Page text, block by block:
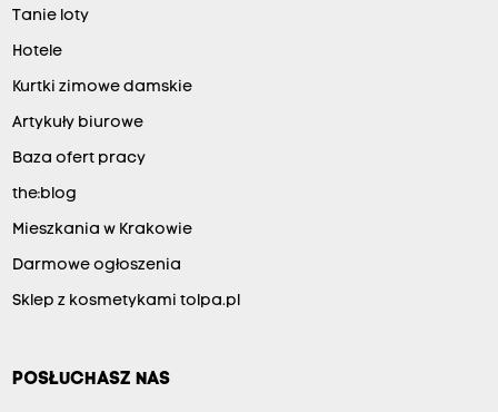
Tanie loty
Hotele
Kurtki zimowe damskie
Artykuły biurowe
Baza ofert pracy
the:blog
Mieszkania w Krakowie
Darmowe ogłoszenia
Sklep z kosmetykami tolpa.pl
POSŁUCHASZ NAS